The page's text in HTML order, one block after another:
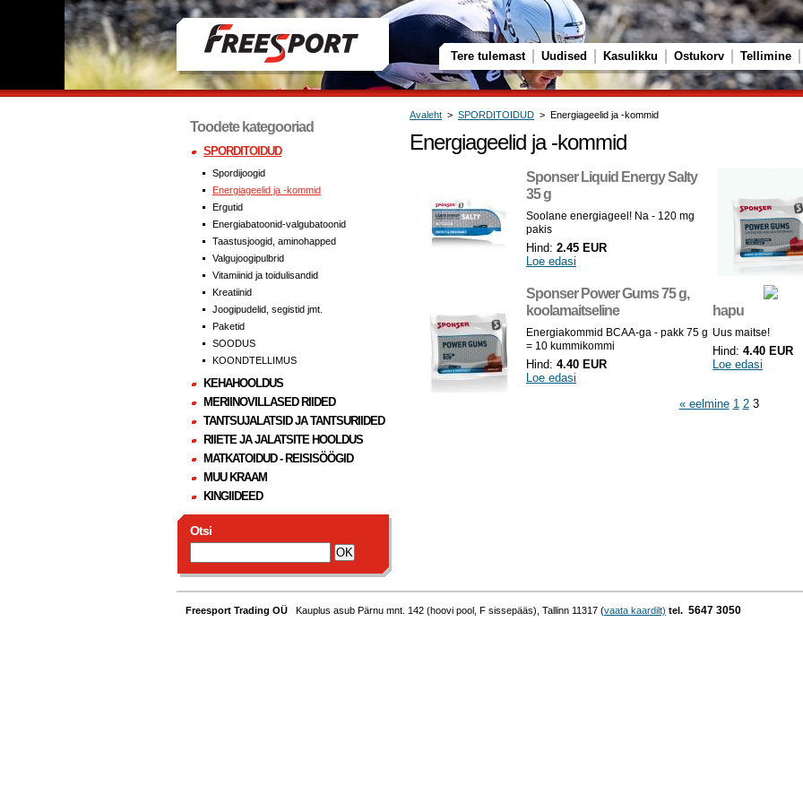
Tere tulemast Uudised Kasulikku Ostukorv Tellimine
Avaleht > SPORDITOIDUD > Energiageelid ja -kommid
Energiageelid ja -kommid
Sponser Liquid Energy Salty
35 g
Soolane energiageel! Na - 120 mg
pakis
Hind: 2.45 EUR
Loe edasi
Sponser Power Gums 75 g,
koolamaitseline
Energiakommid BCAA-ga - pakk 75 g
= 10 kummikommi
Hind: 4.40 EUR
Loe edasi
hapu
Uus maitse!
Hind:4.40 EUR
Loe edasi
« eelmine 1 23
Toodete kategooriad
SPORDITOIDUD
Spordijoogid
Energiageelid ja -kommid
Ergutid
Energiabatoonid-valgubatoonid
Taastusjoogid, aminohapped
Valgujoogipulbrid
Vitamiinid ja toidulisandid
Kreatiinid
Joogipudelid, segistid jmt.
Paketid
SOODUS
KOONDTELLIMUS
KEHAHOOLDUS
MERIINOVILLASED RIIDED
TANTSUJALATSID JA TANTSURIIDED
RIIETE JA JALATSITE HOOLDUS
MATKATOIDUD - REISISÖÖGID
MUU KRAAM
KINGIIDEED
Otsi
Freesport Trading OÜ Kauplus asub Pärnu mnt. 142 (hoovi pool, F sissepääs), Tallinn 11317 (vaata kaardilt) tel. 5647 3050